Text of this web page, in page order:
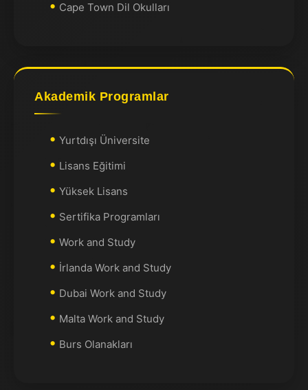
Cape Town Dil Okulları
Akademik Programlar
Yurtdışı Üniversite
Lisans Eğitimi
Yüksek Lisans
Sertifika Programları
Work and Study
İrlanda Work and Study
Dubai Work and Study
Malta Work and Study
Burs Olanakları